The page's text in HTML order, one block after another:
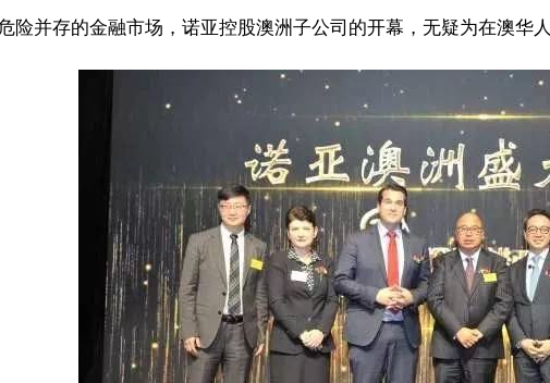
险并存的金融市场，诺亚控股澳洲子公司的开幕，无疑为在澳华